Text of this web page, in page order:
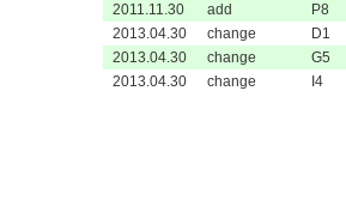
2011.11.30 add P8
2013.04.30
change D1
2013.04.30
change G5
2013.04.30
change I4